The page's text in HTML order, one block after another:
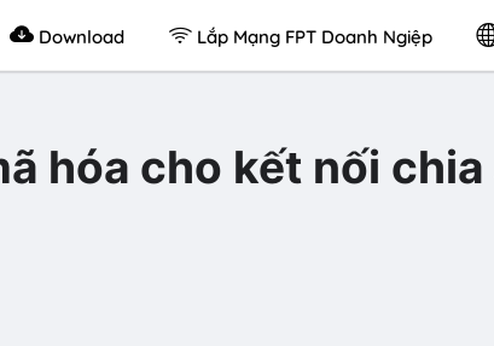
Download Lắp Mạng FPT Doanh Ngiệp
hóa cho kết nối